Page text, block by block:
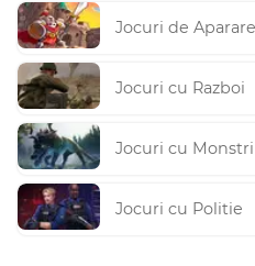
Jocuri de Aparare
Jocuri cu Razboi
Jocuri cu Monstri
Jocuri cu Politie